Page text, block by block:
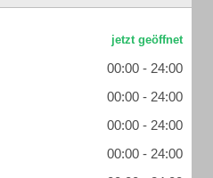
00:00 - 24:00
00:00 - 24:00
00:00 - 24:00
00:00 - 24:00